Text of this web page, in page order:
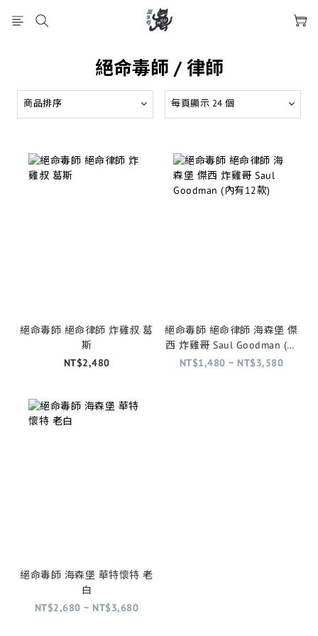
絕命毒師 / 律師
商品排序 每頁顯示 24 個
絕命毒師 絕命律師 炸雞叔 葛
斯
NT$2,480
絕命毒師 絕命律師 海森堡 傑
西 炸雞哥 Saul Goodman (內
有12款)
NT$1,480 ~ NT$3,580
絕命毒師 海森堡 華特懷特 老
白
NT$2,680 ~ NT$3,680